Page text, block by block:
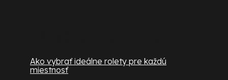
Ako vybrať ideálne rolety pre každú
miestnosť